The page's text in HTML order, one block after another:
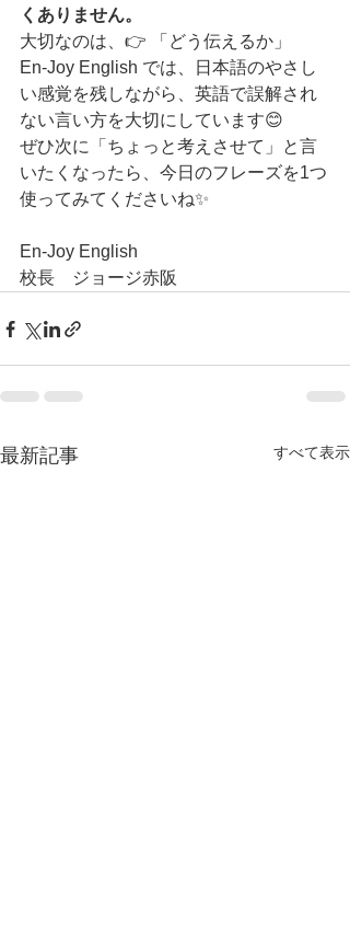
くありません。
大切なのは、👉 「どう伝えるか」
En-Joy English では、日本語のやさし
い感覚を残しながら、英語で誤解され
ない言い方を大切にしています😊
ぜひ次に「ちょっと考えさせて」と言
いたくなったら、今日のフレーズを1つ
使ってみてくださいね✨
En-Joy English
校長　ジョージ赤阪
最新記事 すべて表示